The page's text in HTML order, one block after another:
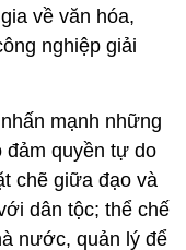
về văn hóa,
nghiệp giải
mạnh những
đảm quyền tự do
chẽ giữa đạo và
dân tộc; thể chế
nước, quản lý để